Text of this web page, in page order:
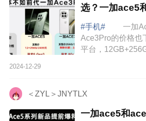
选？一加ace5
好
#手机#
一加
Ace3Pro的价格也
平台，
款手机都使用了
2024-12-29
＜ZYL＞JNYTLX
一加ace5和